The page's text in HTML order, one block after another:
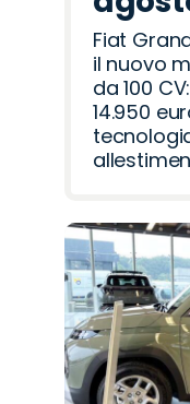
Fiat
il nuovo
da 100
14.950